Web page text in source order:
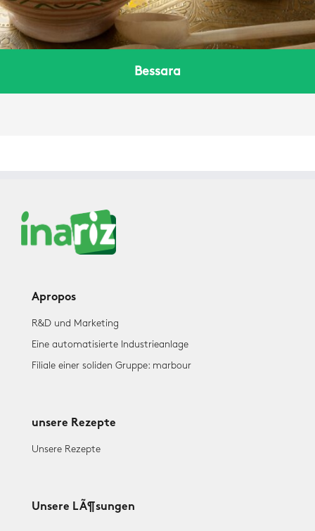
Bessara
Apropos
R&D und Marketing
Eine automatisierte Industrieanlage
Filiale einer soliden Gruppe: marbour
unsere Rezepte
Unsere Rezepte
Unsere LÃ¶sungen